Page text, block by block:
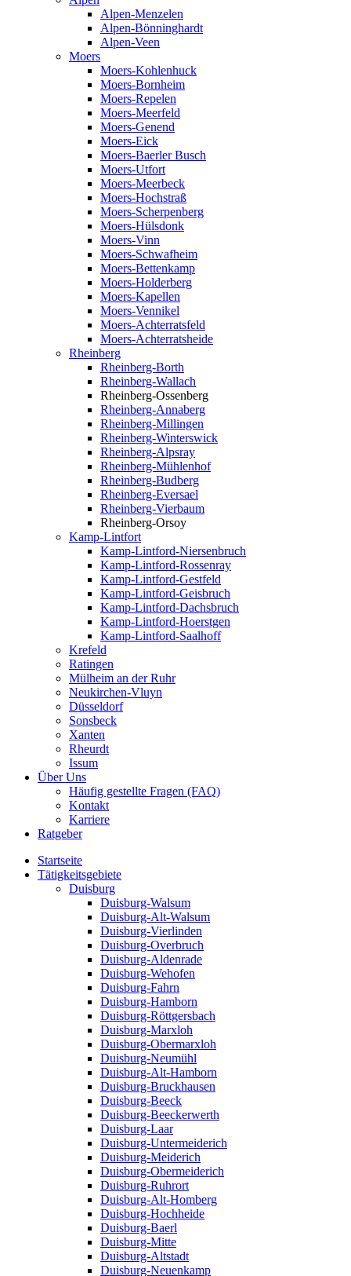
Alpen-Menzelen
Alpen-Bönninghardt
Alpen-Veen
Moers
Moers-Kohlenhuck
Moers-Bornheim
Moers-Repelen
Moers-Meerfeld
Moers-Genend
Moers-Eick
Moers-Baerler Busch
Moers-Utfort
Moers-Meerbeck
Moers-Hochstraß
Moers-Scherpenberg
Moers-Hülsdonk
Moers-Vinn
Moers-Schwafheim
Moers-Bettenkamp
Moers-Holderberg
Moers-Kapellen
Moers-Vennikel
Moers-Achterratsfeld
Moers-Achterratsheide
Rheinberg
Rheinberg-Borth
Rheinberg-Wallach
Rheinberg-Ossenberg
Rheinberg-Annaberg
Rheinberg-Millingen
Rheinberg-Winterswick
Rheinberg-Alpsray
Rheinberg-Mühlenhof
Rheinberg-Budberg
Rheinberg-Eversael
Rheinberg-Vierbaum
Rheinberg-Orsoy
Kamp-Lintfort
Kamp-Lintford-Niersenbruch
Kamp-Lintford-Rossenray
Kamp-Lintford-Gestfeld
Kamp-Lintford-Geisbruch
Kamp-Lintford-Dachsbruch
Kamp-Lintford-Hoerstgen
Kamp-Lintford-Saalhoff
Krefeld
Ratingen
Mülheim an der Ruhr
Neukirchen-Vluyn
Düsseldorf
Sonsbeck
Xanten
Rheurdt
Issum
Über Uns
Häufig gestellte Fragen (FAQ)
Kontakt
Karriere
Ratgeber
Startseite
Tätigkeitsgebiete
Duisburg
Duisburg-Walsum
Duisburg-Alt-Walsum
Duisburg-Vierlinden
Duisburg-Overbruch
Duisburg-Aldenrade
Duisburg-Wehofen
Duisburg-Fahrn
Duisburg-Hamborn
Duisburg-Röttgersbach
Duisburg-Marxloh
Duisburg-Obermarxloh
Duisburg-Neumühl
Duisburg-Alt-Hamborn
Duisburg-Bruckhausen
Duisburg-Beeck
Duisburg-Beeckerwerth
Duisburg-Laar
Duisburg-Untermeiderich
Duisburg-Meiderich
Duisburg-Obermeiderich
Duisburg-Ruhrort
Duisburg-Alt-Homberg
Duisburg-Hochheide
Duisburg-Baerl
Duisburg-Mitte
Duisburg-Altstadt
Duisburg-Neuenkamp